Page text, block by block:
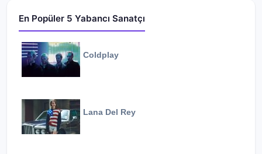
En Popüler 5 Yabancı Sanatçı
Coldplay
Lana Del Rey